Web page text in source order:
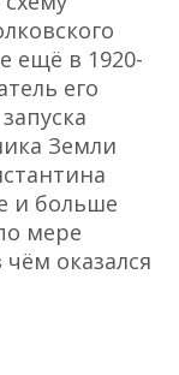
ещё в 1920-
его
Земли
и больше
мере
оказался